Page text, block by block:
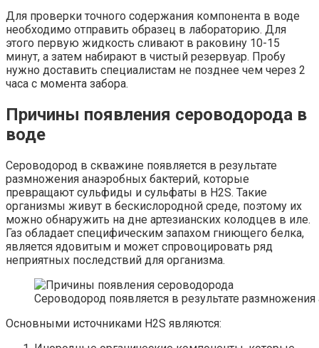
Для проверки точного содержания компонента в воде
необходимо отправить образец в лабораторию. Для
этого первую жидкость сливают в раковину 10-15
минут, а затем набирают в чистый резервуар. Пробу
нужно доставить специалистам не позднее чем через 2
часа с момента забора.
Причины появления сероводорода в
воде
Сероводород в скважине появляется в результате
размножения анаэробных бактерий, которые
превращают сульфиды и сульфаты в H2S. Такие
организмы живут в бескислородной среде, поэтому их
можно обнаружить на дне артезианских колодцев в иле.
Газ обладает специфическим запахом гниющего белка,
является ядовитым и может спровоцировать ряд
неприятных последствий для организма.
Сероводород появляется в результате
Основными источниками H2S являются: